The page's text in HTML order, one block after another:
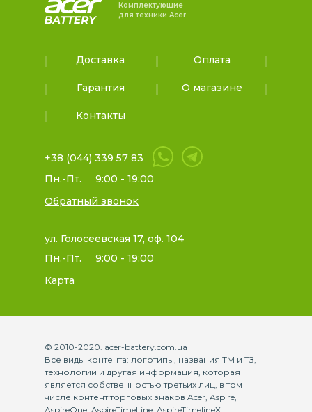
Комплектующие
для техники Acer
Доставка Оплата
Гарантия О магазине
Контакты
+38 (044) 339 57 83
Пн.-Пт.
9:00 - 19:00
Обратный звонок
ул. Голосеевская 17, оф. 104
Пн.-Пт.
9:00 - 19:00
Карта
© 2010-2020. acer-battery.com.ua
Все виды контента: логотипы, названия ТМ и ТЗ,
технологии и другая информация, которая
является собственностью третьих лиц, в том
числе контент торговых знаков Acer, Aspire,
AspireOne, AspireTimeLine, AspireTimelineX,